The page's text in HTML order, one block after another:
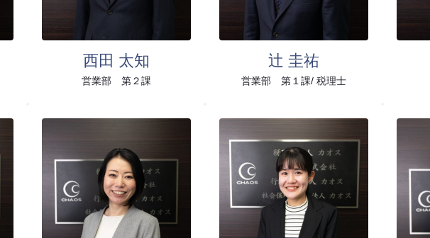
西田 太知
営業部 第２課
辻 圭祐
営業部 第１課/ 税理士